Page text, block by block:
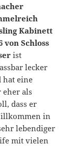
Kabinett
von Schloss
ist
lecker
hat eine
als
dass er
in
lebendiger
mit vielen